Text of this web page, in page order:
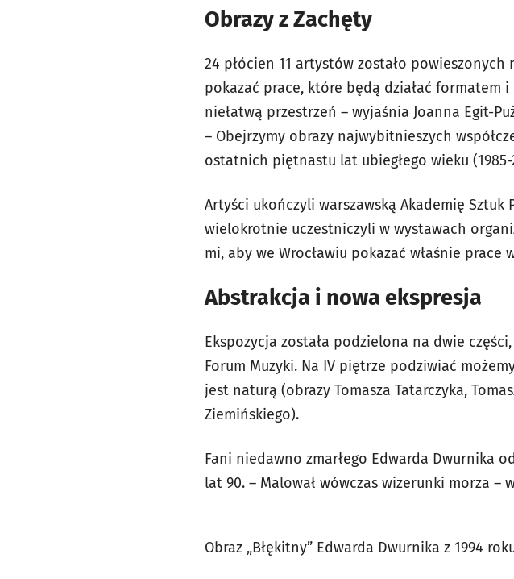
Obrazy z Zachęty
24 płócien 11 artystów zostało powieszonych
pokazać prace, które będą działać formatem
niełatwą przestrzeń – wyjaśnia Joanna Egit-
– Obejrzymy obrazy najwybitnieszych
ostatnich piętnastu lat ubiegłego wieku (1985-
Artyści ukończyli warszawską Akademię
wielokrotnie uczestniczyli w wystawach
mi, aby we Wrocławiu pokazać właśnie
Abstrakcja i nowa ekspresja
Ekspozycja została podzielona na dwie
Forum Muzyki. Na IV piętrze podziwiać
jest naturą (obrazy Tomasza Tatarczyka,
Ziemińskiego).
Fani niedawno zmarłego Edwarda Dwurnika
lat 90. – Malował wówczas wizerunki morza –
Obraz „Błękitny” Edwarda Dwurnika z 1994